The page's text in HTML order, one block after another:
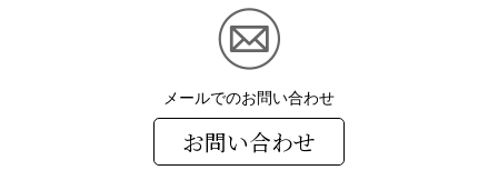
メールでのお問い合わせ
お問い合わせ